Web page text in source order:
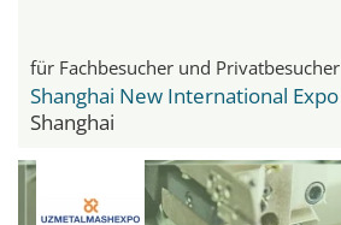
für Fachbesucher und Privatbesucher
Shanghai